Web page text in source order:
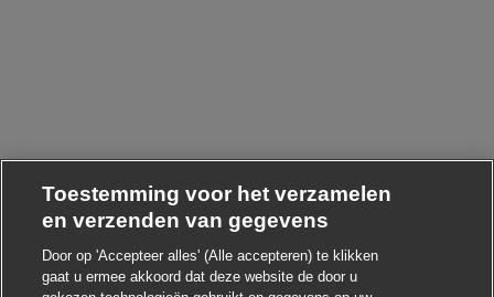
Toestemming voor het verzamelen
en verzenden van gegevens
Door op 'Accepteer alles' (Alle accepteren) te klikken
gaat u ermee akkoord dat deze website de door u